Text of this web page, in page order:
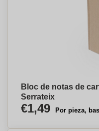
Bloc de notas de
Serrateix
€1,49 Por pieza,